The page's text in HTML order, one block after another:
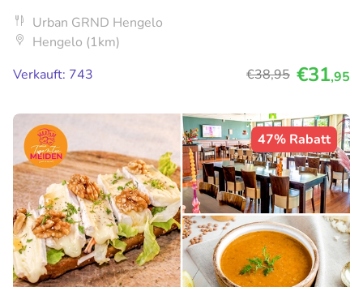
Urban GRND Hengelo
Hengelo (1km)
Verkauft: 743
€38,95 €31,95
47% Rabatt